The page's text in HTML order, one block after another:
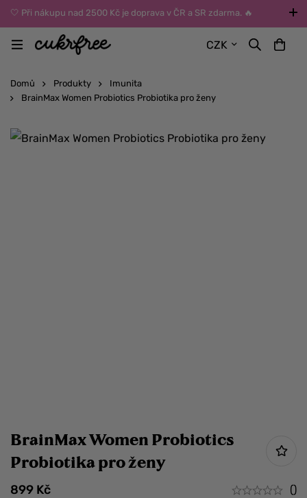
🤍 Při nákupu nad 2500 Kč je doprava v ČR a SR zdarma. 🔥
UPOZORNĚNÍ: Během léta vybírejte dopravu kurýrem nebo do Z-
BOXů umístěných uvnitř budov. Reklamace zboží způsobené
CZK
Domů Produkty
Imunita
BrainMax Women Probiotics Probiotika pro ženy
BrainMax Women Probiotics
Probiotika pro ženy
899 Kč
()